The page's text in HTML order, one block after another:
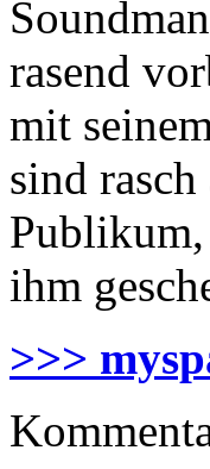
rasend
mit
sind
ihm
>>>